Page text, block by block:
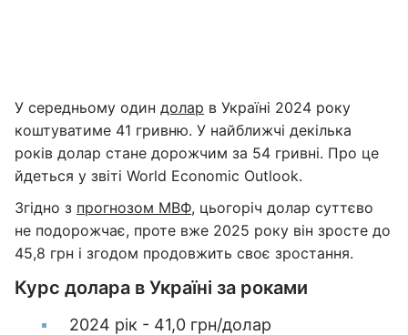
У середньому один долар в Україні 2024 року
коштуватиме 41 гривню. У найближчі декілька
років долар стане дорожчим за 54 гривні. Про це
йдеться у звіті World Economic Outlook.
Згідно з прогнозом МВФ, цьогоріч долар суттєво
не подорожчає, проте вже 2025 року він зросте до
45,8 грн і згодом продовжить своє зростання.
Курс долара в Україні за роками
2024 рік - 41,0 грн/долар